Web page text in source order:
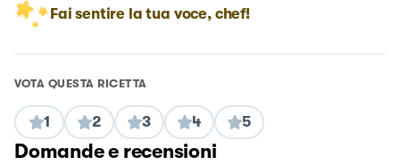
Fai sentire la tua voce, chef!
VOTA QUESTA RICETTA
1 2 3 4 5
Domande e recensioni